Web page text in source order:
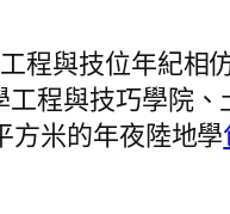
程與技位年紀相
程與技巧學院
方米的年夜陸地學